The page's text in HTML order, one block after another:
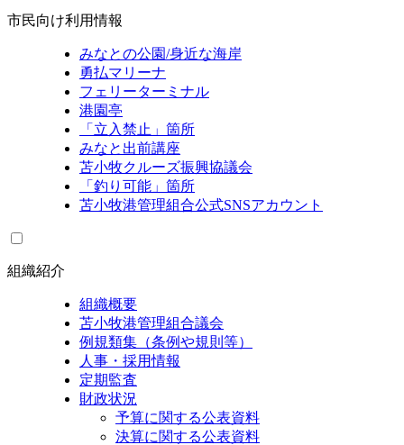
市民向け利用情報
みなとの公園/身近な海岸
勇払マリーナ
フェリーターミナル
港園亭
「立入禁止」箇所
みなと出前講座
苫小牧クルーズ振興協議会
「釣り可能」箇所
苫小牧港管理組合公式SNSアカウント
組織紹介
組織概要
苫小牧港管理組合議会
例規類集（条例や規則等）
人事・採用情報
定期監査
財政状況
予算に関する公表資料
決算に関する公表資料